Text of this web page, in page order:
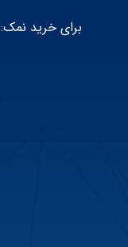
برای خرید نمک: ۰۹۱۲۰۴۳۷۵۳۵